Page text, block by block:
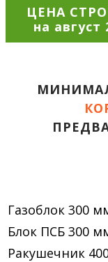
ЦЕНА
Газоблок 300
Блок ПСБ 300
Ракушечник